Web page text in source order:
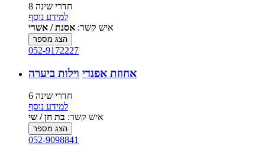
8 חדרי שינה
למידע נוסף
איש קשר: אסנת / אשרי
הצג מספר
052-9172227
אחוזת אפנדי וילות ביערה
6 חדרי שינה
למידע נוסף
איש קשר: בת חן / שי
הצג מספר
052-9098841